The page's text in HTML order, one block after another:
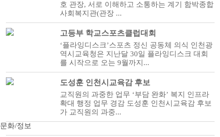
호 관장, 서로 이해하고 소통하는 계기 함박종합
사회복지관(관장 ...
고등부 학교스포츠클럽대회
‘플라잉디스크’스포츠 정신 공동체 의식 인천광
역시교육청은 지난달 30일 플라잉디스크 대회
를 시작으로 오는 9월까지...
도성훈 인천시교육감 후보
교직원의 과중한 업무 ‘부담 완화’ 복지 인프라
확대 행정 업무 경감 도성훈 인천시교육감 후보
가 교직원의 과중...
문화/정보